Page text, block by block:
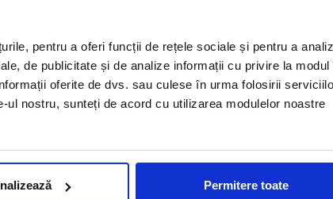
pentru a oferi funcții de rețele sociale și pentru a
de publicitate și de analize informații cu privire la modul
oferite de dvs. sau culese în urma folosirii
nostru, sunteți de acord cu utilizarea modulelor noastre
Permitere toate